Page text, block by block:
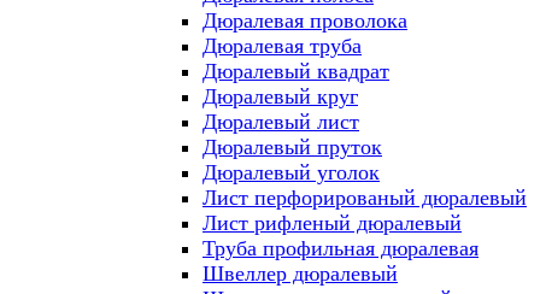
Дюралевая проволока
Дюралевая труба
Дюралевый квадрат
Дюралевый круг
Дюралевый лист
Дюралевый пруток
Дюралевый уголок
Лист перфорированый дюралевый
Лист рифленый дюралевый
Труба профильная дюралевая
Швеллер дюралевый